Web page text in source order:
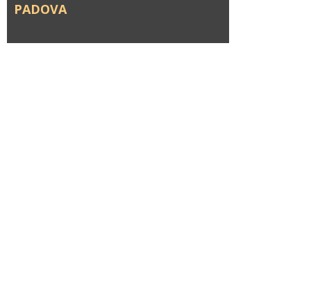
PADOVA